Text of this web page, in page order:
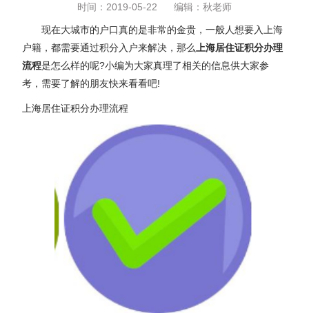
时间：2019-05-22 编辑：秋老师
现在大城市的户口真的是非常的金贵，一般人想要入上海
户籍，都需要通过积分入户来解决，那么
上海居住证积分办理
流程是怎么样的呢?小编为大家真理了相关的信息供大家参
考，需要了解的朋友快来看看吧!
上海居住证积分办理流程